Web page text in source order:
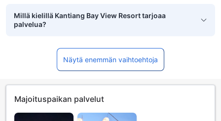
Millä kielillä Kantiang Bay View Resort tarjoaa
palvelua?
Näytä enemmän vaihtoehtoja
Majoituspaikan palvelut